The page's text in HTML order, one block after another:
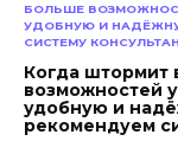
БОЛЬШЕ
УДОБНУЮ И
СИСТЕМУ
Когда штормит
возможностей
удобную и
рекомендуем